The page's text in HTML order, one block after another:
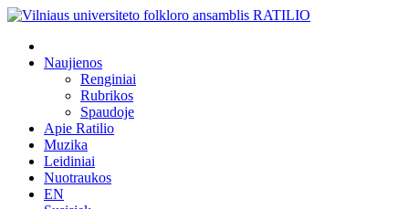
Naujienos
Renginiai
Rubrikos
Spaudoje
Apie Ratilio
Muzika
Leidiniai
Nuotraukos
EN